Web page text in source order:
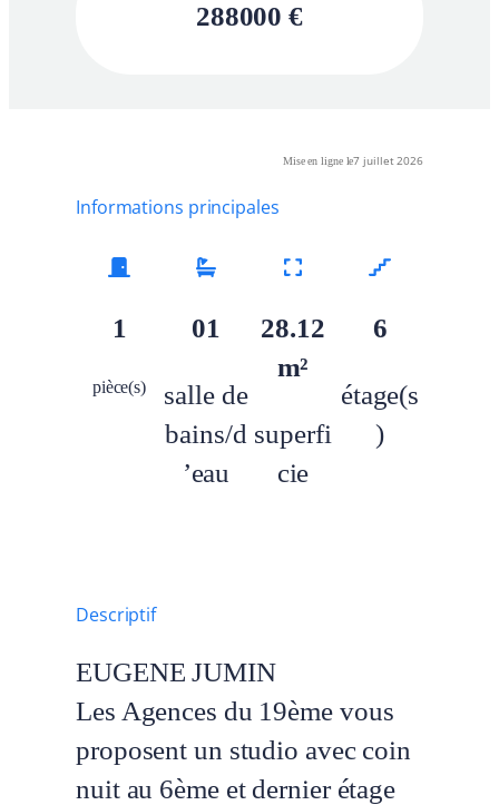
288000 €
Mise en ligne le7 juillet 2026
Informations principales
1
pièce(s)
01
salle de
bains/d
’eau
28.12
m²
superfi
cie
6
étage(s
)
Descriptif
EUGENE JUMIN
Les Agences du 19ème vous
proposent un studio avec coin
nuit au 6ème et dernier étage